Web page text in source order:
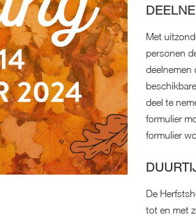
Met
personen
deelnemen
deel te
formulier
formulier
De
tot en met